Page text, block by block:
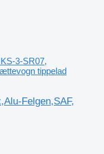
3-SR07,
tippelad
Felgen,SAF,